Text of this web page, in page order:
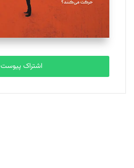
مصطفی مسجدی آرانی
تحریریه
بابک نقاش
تحریریه
اشتراک پیوست